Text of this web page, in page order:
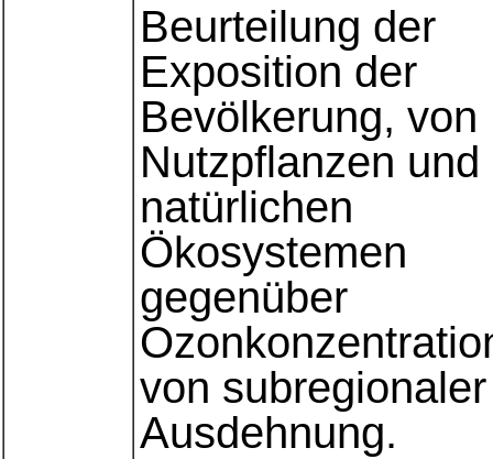
Beurteilung der
Exposition der
Bevölkerung, von
Nutzpflanzen und
natürlichen
Ökosystemen
gegenüber
von subregionaler
Ausdehnung.